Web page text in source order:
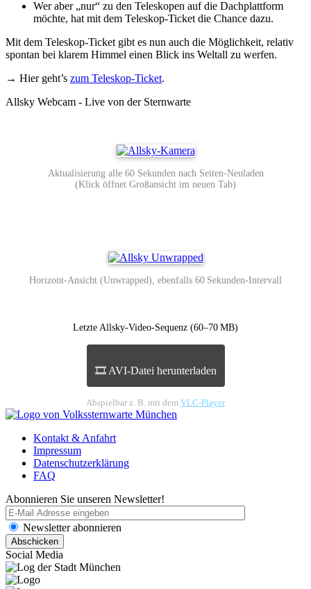
Wer aber „nur“ zu den Teleskopen auf die Dachplattform
möchte, hat mit dem Teleskop-Ticket die Chance dazu.
Mit dem Teleskop-Ticket gibt es nun auch die Möglichkeit, relativ
spontan bei klarem Himmel einen Blick ins Weltall zu werfen.
→ Hier geht’s zum Teleskop-Ticket.
Allsky Webcam - Live von der Sternwarte
Aktualisierung alle 60 Sekunden nach Seiten-Neuladen
(Klick öffnet Großansicht im neuen Tab)
Horizont-Ansicht (Unwrapped), ebenfalls 60 Sekunden-Intervall
Letzte Allsky-Video-Sequenz (60–70 MB)
🎞 AVI-Datei herunterladen
Abspielbar z. B. mit dem VLC-Player
Kontakt & Anfahrt
Impressum
Datenschutzerklärung
FAQ
Abonnieren Sie unseren Newsletter!
Newsletter abonnieren
Social Media